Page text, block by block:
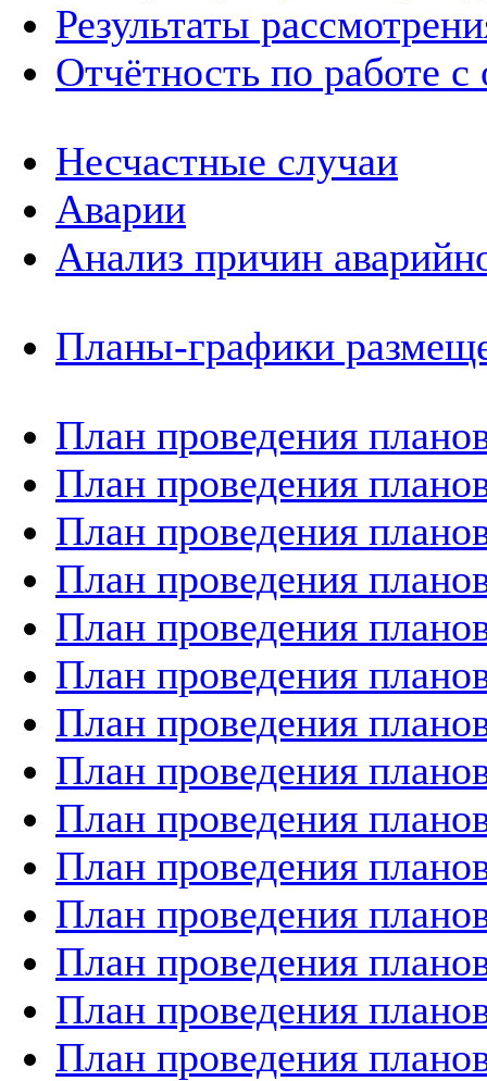
Результаты
Отчётность по работе
Несчастные случаи
Аварии
Анализ причин
Планы-графики
План проведения
План проведения
План проведения
План проведения
План проведения
План проведения
План проведения
План проведения
План проведения
План проведения
План проведения
План проведения
План проведения
План проведения